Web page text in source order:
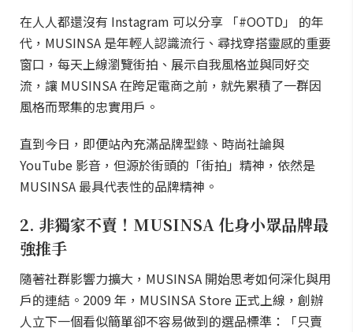
在人人都還沒有 Instagram 可以分享 「#OOTD」 的年
代，MUSINSA 是年輕人認識流行、尋找穿搭靈感的重要
窗口，每天上線瀏覽街拍、展示自我風格並與同好交
流，讓 MUSINSA 在跨足電商之前，就先累積了一群因
風格而聚集的忠實用戶。
直到今日，即便站內充滿品牌型錄、時尚社論與
YouTube 影音，但源於街頭的「街拍」精神，依然是
MUSINSA 最具代表性的品牌精神。
2. 非獨家不賣！MUSINSA 化身小眾品牌最
強推手
隨著社群影響力擴大，MUSINSA 開始思考如何深化與用
戶的連結。2009 年，MUSINSA Store 正式上線，創辦
人立下一個看似簡單卻不容易做到的選品標準：「只賣